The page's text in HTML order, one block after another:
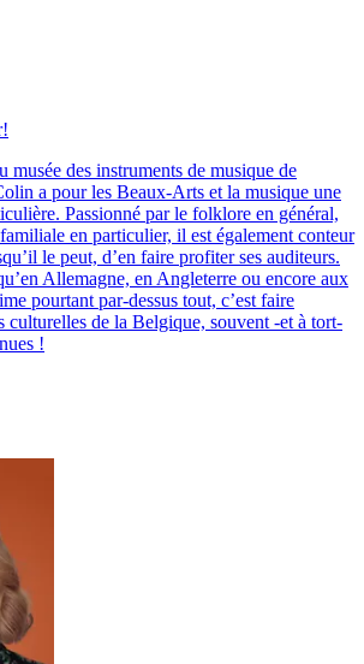
musée des instruments de musique de
a pour les Beaux-Arts et la musique une
Passionné par le folklore en général,
en particulier, il est également conteur
le peut, d’en faire profiter ses auditeurs.
Allemagne, en Angleterre ou encore aux
pourtant par-dessus tout, c’est faire
culturelles de la Belgique, souvent -et à tort-
!